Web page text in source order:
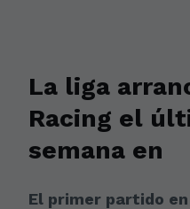
La liga
Racing el
semana en
El primer partido